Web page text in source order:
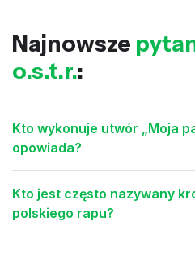
Najnowsze
o.s.t.r.:
Kto wykonuje utwór „Moja
opowiada?
Kto jest często nazywany
polskiego rapu?